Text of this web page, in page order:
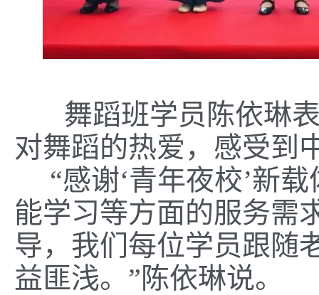
舞蹈班学员陈依琳表
对舞蹈的热爱，感受到
“感谢‘青年夜校’新
能学习等方面的服务需
导，我们每位学员跟随
益匪浅。”陈依琳说。